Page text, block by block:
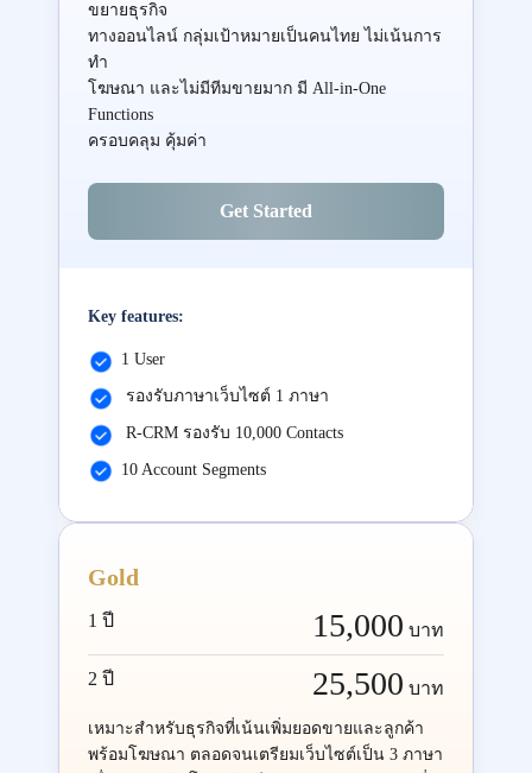
ขยายธุรกิจ
ทางออนไลน์ กลุ่มเป้าหมายเป็นคนไทย ไม่เน้นการ
ทำ
โฆษณา และไม่มีทีมขายมาก มี All-in-One
Functions
ครอบคลุม คุ้มค่า
Get Started
Key features:
1 User
รองรับภาษาเว็บไซต์ 1 ภาษา
R-CRM รองรับ 10,000 Contacts
10 Account Segments
Gold
1 ปี 15,000 บาท
2 ปี 25,500 บาท
เหมาะสำหรับธุรกิจที่เน้นเพิ่มยอดขายและลูกค้า
พร้อมโฆษณา ตลอดจนเตรียมเว็บไซต์เป็น 3 ภาษา